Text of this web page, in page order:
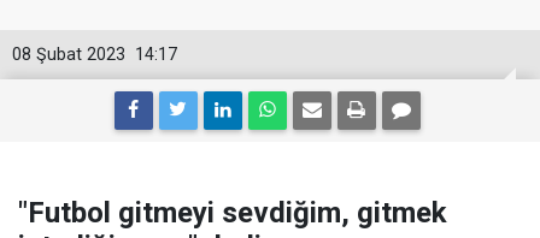
14:17
08 Şubat 2023
"Futbol gitmeyi sevdiğim, gitmek